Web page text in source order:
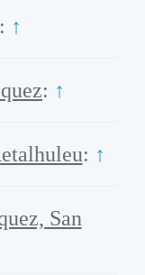
: ↑
: ↑
: ↑
San